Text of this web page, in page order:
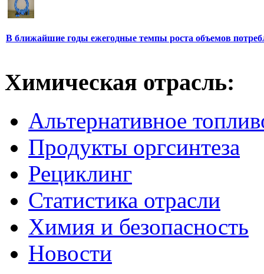
В ближайшие годы ежегодные темпы роста объемов
Химическая отрасль:
Альтернативное
Продукты оргсинтеза
Рециклинг
Статистика отрасли
Химия и безопасность
Новости